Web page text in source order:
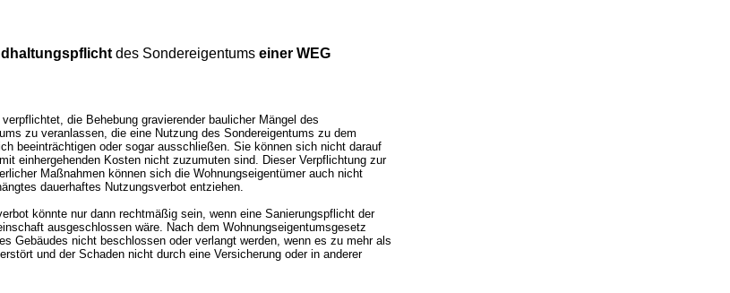
des Sondereigentums einer WEG
die Behebung gravierender baulicher Mängel des
zu veranlassen, die eine Nutzung des Sondereigentums zu dem
beeinträchtigen oder sogar ausschließen. Sie können sich nicht darauf
einhergehenden Kosten nicht zuzumuten sind. Dieser Verpflichtung zur
Maßnahmen können sich die Wohnungseigentümer auch nicht
dauerhaftes Nutzungsverbot entziehen.
könnte nur dann rechtmäßig sein, wenn eine Sanierungspflicht der
ausgeschlossen wäre. Nach dem Wohnungseigentumsgesetz
Gebäudes nicht beschlossen oder verlangt werden, wenn es zu mehr als
und der Schaden nicht durch eine Versicherung oder in anderer